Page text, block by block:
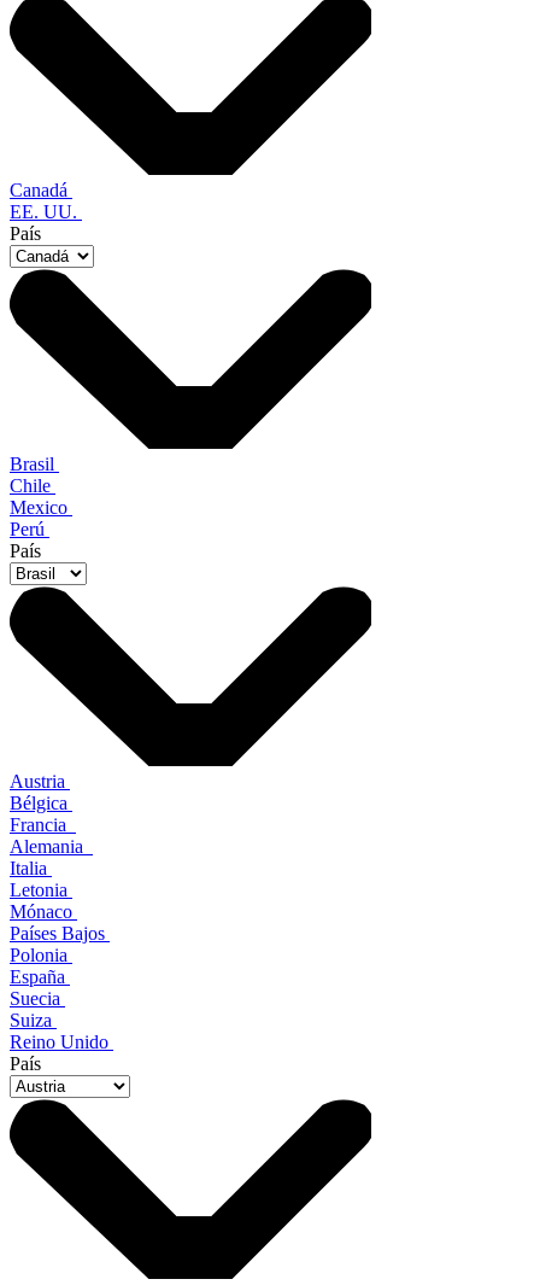
Canadá
EE. UU.
País
Brasil
Chile
Mexico
Perú
País
Austria
Bélgica
Francia
Alemania
Italia
Letonia
Mónaco
Países Bajos
Polonia
España
Suecia
Suiza
Reino Unido
País